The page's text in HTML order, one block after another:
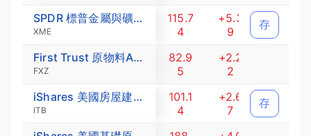
SPDR 標普金屬與礦產業ETF
XME
115.7
4
+5.3
9
+4.8
8
存
First Trust 原物料AlphaDEX指數ETF
FXZ
82.9
5
+2.2
2
iShares 美國房屋建築業ETF
ITB
101.1
4
+2.6
7
+2.7
1
存